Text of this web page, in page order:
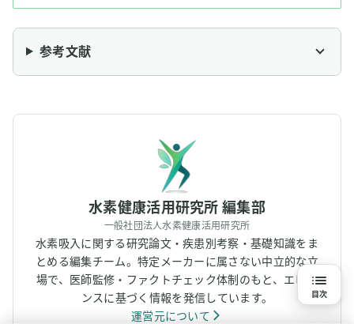
参考文献
水素健康活用研究所 編集部
一般社団法人水素健康活用研究所
水素吸入に関する研究論文・疾患別考察・基礎知識をま
とめる編集チーム。特定メーカーに属さない中立的な立
場で、医師監修・ファクトチェック体制のもと、エビデ
ンスに基づく情報を発信しています。
運営元について
目次